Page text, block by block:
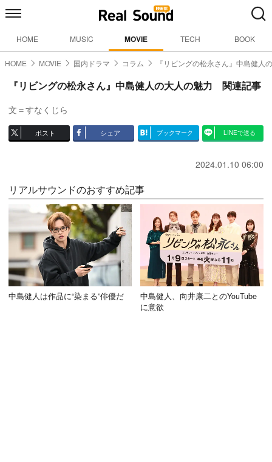
HOME MUSIC MOVIE TECH BOOK
HOME MOVIE 国内ドラマ コラム 『リビングの松永さん』中島健人
『リビングの松永さん』中島健人の大人の魅力 関連記事
文＝すなくじら
ポスト シェア ブックマーク LINEで送る
2024.01.10 06:00
リアルサウンドのおすすめ記事
中島健人は作品に“染まる”俳優だ
中島健人、向井康二とのYouTube
に意欲